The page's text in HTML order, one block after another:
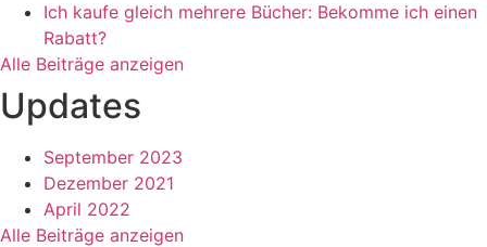
Ich kaufe gleich mehrere Bücher: Bekomme ich einen
Rabatt?
Alle Beiträge anzeigen
Updates
September 2023
Dezember 2021
April 2022
Alle Beiträge anzeigen